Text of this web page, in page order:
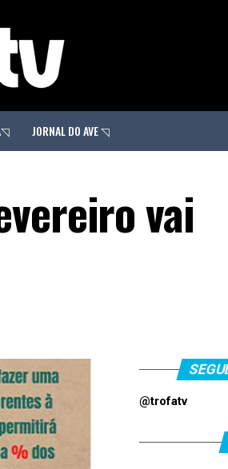
JORNAL DO AVE ◹
vai
@trofatv